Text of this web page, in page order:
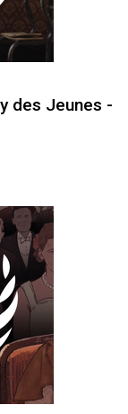
des Jeunes -